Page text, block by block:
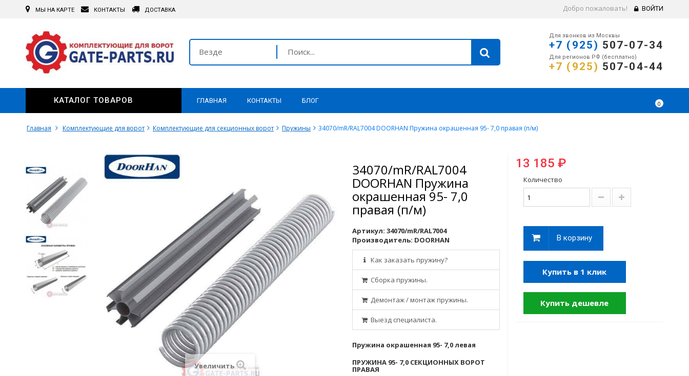
Добро пожаловать! ВОЙТИ
МЫ НА КАРТЕ КОНТАКТЫ ДОСТАВКА
Везде
Для звонков из Москвы
+7 (925) 507-07-34
Для регионов РФ (бесплатно)
+7 (925) 507-04-44
0
ГЛАВНАЯ КОНТАКТЫ БЛОГ
КАТАЛОГ ТОВАРОВ
Главная Комплектующие для ворот Комплектующие для секционных ворот Пружины 34070/mR/RAL7004 DOORHAN Пружина окрашенная 95- 7,0 правая (п/м)
Увеличить
34070/mR/RAL7004
DOORHAN Пружина
окрашенная 95- 7,0
правая (п/м)
Артикул: 34070/mR/RAL7004
Производитель: DOORHAN
Как заказать пружину?
Сборка пружины.
Демонтаж / монтаж пружины.
Выезд специалиста.
Пружина окрашенная 95- 7,0 левая
ПРУЖИНА 95- 7,0 СЕКЦИОННЫХ ВОРОТ
ПРАВАЯ
13 185 ₽
Количество
В корзину
Купить в 1 клик
Купить дешевле